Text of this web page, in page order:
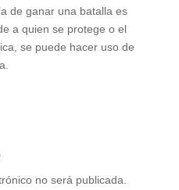
de ganar una batalla es
a quien se protege o el
se puede hacer uso de
no será publicada.